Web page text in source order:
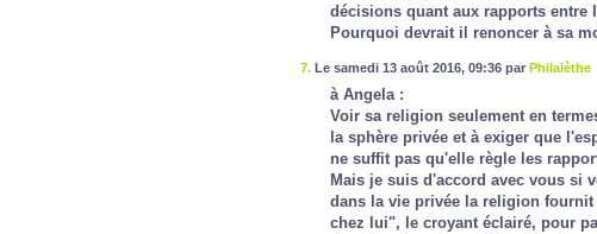
décisions quant aux rapports entre
Pourquoi devrait il renoncer à sa
7. Le samedi 13 août 2016, 09:36 par Philalèthe
à Angela :
Voir sa religion seulement en
la sphère privée et à exiger que
ne suffit pas qu'elle règle les
Mais je suis d'accord avec vous si
dans la vie privée la religion
chez lui", le croyant éclairé, pour